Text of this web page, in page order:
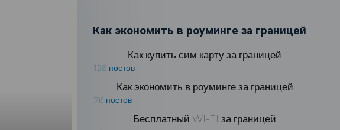
Как экономить в роуминге за границей
Как купить сим карту за границей
126 постов
Как экономить в роуминге за границей
76 постов
Бесплатный WI-FI за границей